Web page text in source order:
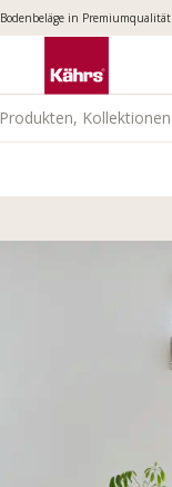
Bodenbeläge in Premiumqualität